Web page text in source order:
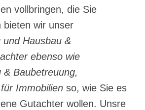
vollbringen, die Sie
bieten wir unser
und Hausbau &
ebenso wie
& Baubetreuung,
Immobilien so, wie Sie es
Gutachter wollen. Unsre